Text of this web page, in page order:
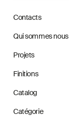
Contacts
Qui sommes nous
Projets
Finitions
Catalog
Catégorie